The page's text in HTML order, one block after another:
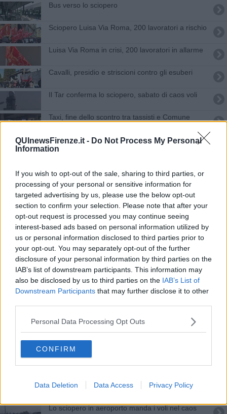
QUInewsFirenze.it - Do Not Process My Personal
Information
If you wish to opt-out of the sale, sharing to third parties, or
processing of your personal or sensitive information for
targeted advertising by us, please use the below opt-out
section to confirm your selection. Please note that after your
opt-out request is processed you may continue seeing
interest-based ads based on personal information utilized by
us or personal information disclosed to third parties prior to
your opt-out. You may separately opt-out of the further
disclosure of your personal information by third parties on the
IAB’s list of downstream participants. This information may
also be disclosed by us to third parties on the IAB’s List of
Downstream Participants that may further disclose it to other
Personal Data Processing Opt Outs
CONFIRM
Data Deletion Data Access Privacy Policy
Bus verso lo sciopero
Sciopero Luisa Via Roma, 200 lavoratori a rischio
Luisa Via Roma in crisi, 200 lavoratori in allarme
Cavalli, presidio e striscioni contro gli esuberi
Il Tar conferma lo sciopero, sabato di caos voli
Taxi, fine dello scontro tra tassisti e Comune
Poste nel caos tra sciopero e disservizi
Serpentoni di taxi paralizzano il traffico
Ataf sciopero confermato, bus fermi il 3 dicembre
Treni, sciopero per gli addetti alla manutenzione
Universo Sport punito per condotta antisindacale
Sciopero Ataf, adesione all'80 per cento
​Tutti in fila sotto la pioggia battente
Sciopero, venerdì nero negli aeroporti toscani
Braccia incrociate all'Ikea per Marica e Claudio
Stipendi arrivati, niente sciopero allo Sheraton
Lo sciopero in aeroporto manda i voli nel caos